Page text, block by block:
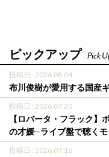
ピックアップ Pick
投稿日 : 2026.08.04
布川俊樹が愛用する国産
投稿日 : 2026.07.20
【ロバータ・フラック】
の才媛─ライブ盤で聴く
投稿日 : 2026.07.16